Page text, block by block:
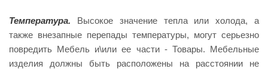
Температура. Высокое значение тепла или холода, а
также внезапные перепады температуры, могут серьезно
повредить Мебель и\или ее части - Товары. Мебельные
изделия должны быть расположены на расстоянии не